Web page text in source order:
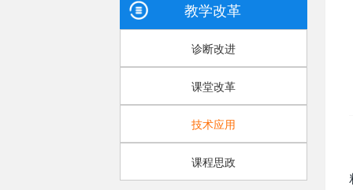
教学改革
诊断改进
课堂改革
技术应用
课程思政